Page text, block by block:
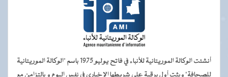
أنشئت الوكالة الموريتانية للأنباء في فاتح يوليو 1975 باسم "الوكالة الموريتانية
للصحافة" وبثت أول برقية على شريطها الإخباري في نفس اليوم و بالتزامن مع